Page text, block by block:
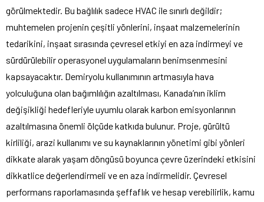
görülmektedir. Bu bağlılık sadece HVAC ile sınırlı değildir;
muhtemelen projenin çeşitli yönlerini, inşaat malzemelerinin
tedarikini, inşaat sırasında çevresel etkiyi en aza indirmeyi ve
sürdürülebilir operasyonel uygulamaların benimsenmesini
kapsayacaktır. Demiryolu kullanımının artmasıyla hava
yolculuğuna olan bağımlılığın azaltılması, Kanada’nın iklim
değişikliği hedefleriyle uyumlu olarak karbon emisyonlarının
azaltılmasına önemli ölçüde katkıda bulunur. Proje, gürültü
kirliliği, arazi kullanımı ve su kaynaklarının yönetimi gibi yönleri
dikkate alarak yaşam döngüsü boyunca çevre üzerindeki etkisini
dikkatlice değerlendirmeli ve en aza indirmelidir. Çevresel
performans raporlamasında şeffaflık ve hesap verebilirlik, kamu